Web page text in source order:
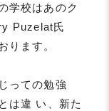
学校はあのク
Puzelat氏
ります。
っての勉強
は違 い、新た